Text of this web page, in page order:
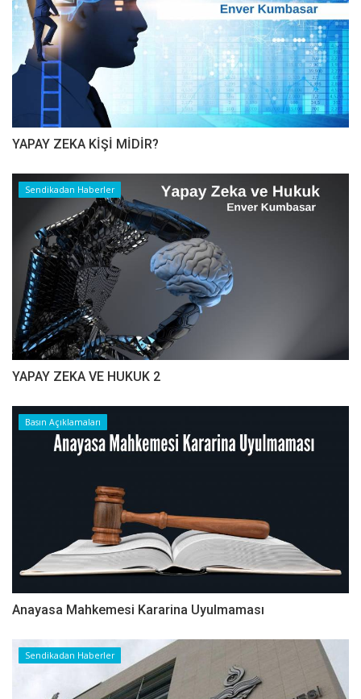
YAPAY ZEKA KİŞİ MİDİR?
Sendikadan Haberler
YAPAY ZEKA VE HUKUK 2
Basın Açıklamaları
Anayasa Mahkemesi Kararina Uyulmaması
Sendikadan Haberler